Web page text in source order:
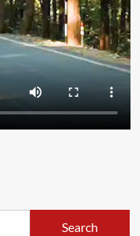
Search